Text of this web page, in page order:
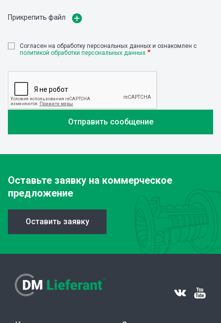
Прикрепить файл
Cогласен на обработку персональных данных и ознакомлен с
политикой обработки персональных данных
Оставьте заявку на коммерческое
предложение
Оставить заявку